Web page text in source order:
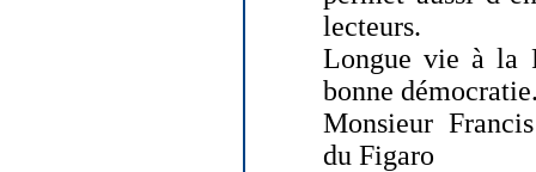
lecteurs.
Longue vie à la
bonne
Monsieur
du Figaro